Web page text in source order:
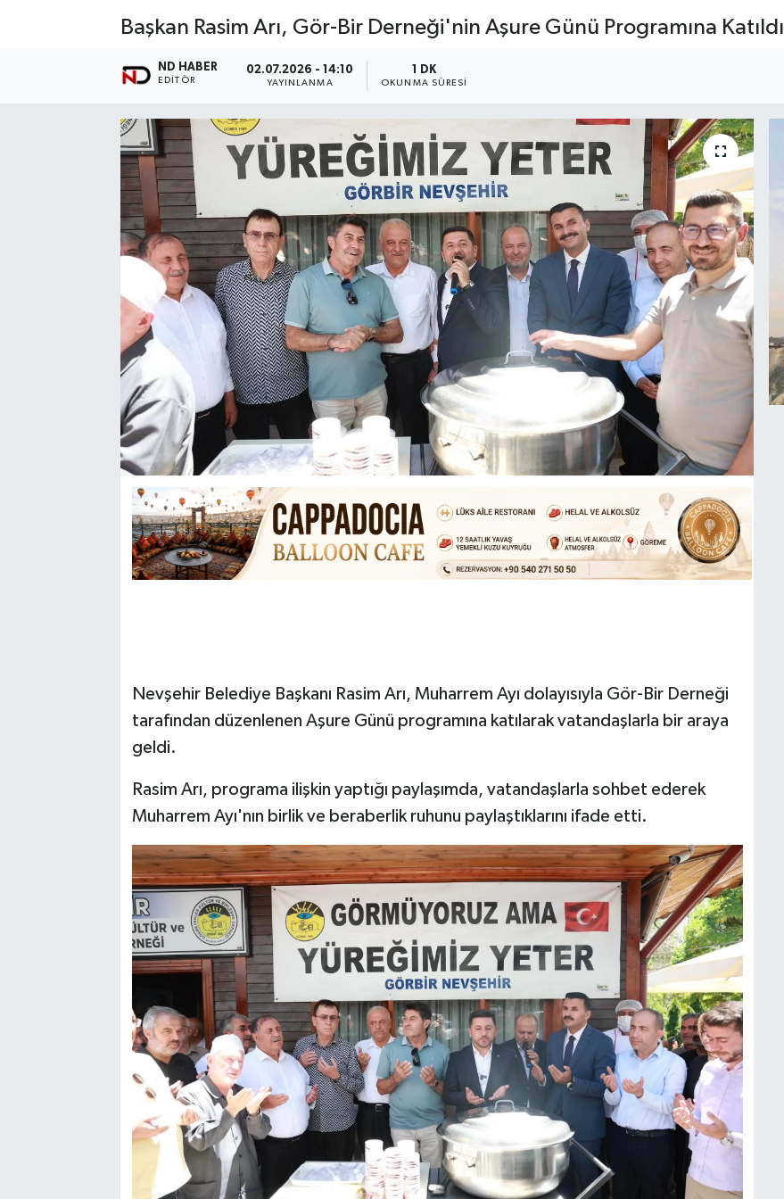
Başkan Rasim Arı, Gör-Bir Derneği'nin Aşure Günü Programına Katıldı
ND HABER
EDITÖR
02.07.2026 - 14:10
YAYINLANMA
1 DK
OKUNMA SÜRESI
Nevşehir Belediye Başkanı Rasim Arı, Muharrem Ayı dolayısıyla Gör-Bir Derneği
tarafından düzenlenen Aşure Günü programına katılarak vatandaşlarla bir araya
geldi.
Rasim Arı, programa ilişkin yaptığı paylaşımda, vatandaşlarla sohbet ederek
Muharrem Ayı'nın birlik ve beraberlik ruhunu paylaştıklarını ifade etti.